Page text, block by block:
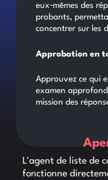
eux‑mêmes des
probants,
concentrer sur les
Approbation en
Approuvez ce qui
examen
mission des
L'agent de liste de
fonctionne